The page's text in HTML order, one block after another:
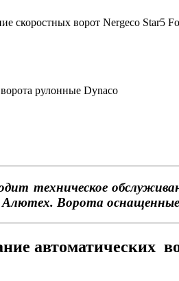
техническое
Ворота
автоматических